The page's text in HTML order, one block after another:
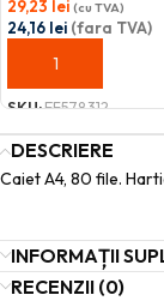
29,23 lei (cu TVA)
24,16 lei (fara TVA)
ADAUGĂ ÎN COȘ
SKU:EF578312
DESCRIERE
Caiet A4, 80 file.
INFORMAȚII
RECENZII (0)